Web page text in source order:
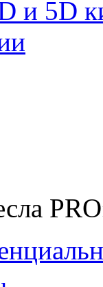
и 5D